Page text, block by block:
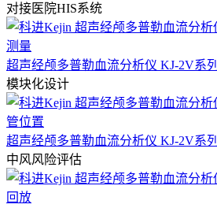
对接医院HIS系统
超声经颅多普勒血流分析仪 KJ-2V系列
模块化设计
超声经颅多普勒血流分析仪 KJ-2V系列
中风风险评估